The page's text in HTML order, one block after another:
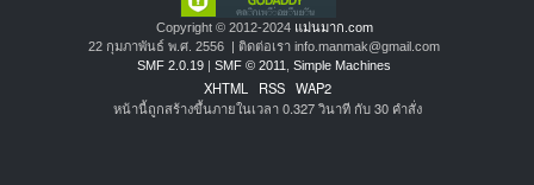
Copyright © 2012-2024 แม่นมาก.com
22 กุมภาพันธ์ พ.ศ. 2556 | ติดต่อเรา info.manmak@gmail.com
SMF 2.0.19 | SMF © 2011 Simple Machines
XHTML RSS WAP2
หน้านี้ถูกสร้างขึ้นภายในเวลา 0.327 วินาที กับ 30 คำสั่ง